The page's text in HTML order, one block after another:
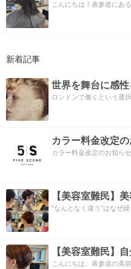
こんにちは！表参道にあ
新着記事
世界を舞台に感性
ロンドンで働くという選
カラー料金改定
カラー料金改定のお知ら
“なんとなく違う”はなぜ
こんにちは。表参道の美